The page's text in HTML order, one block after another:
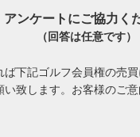
アンケートにご協力く
（回答は任意です）
ば下記ゴルフ会員権の売
い致します。お客様のご